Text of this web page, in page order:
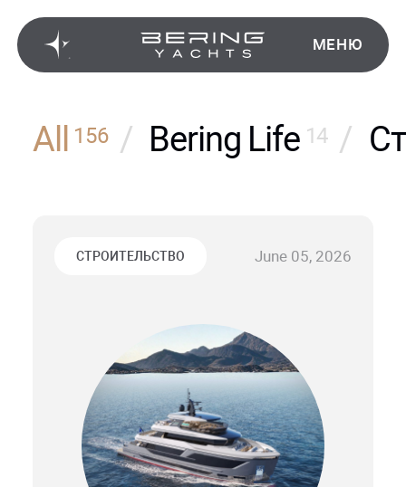
МЕНЮ
All 156 / Bering Life 14 /
СТРОИТЕЛЬСТВО June 05, 2026